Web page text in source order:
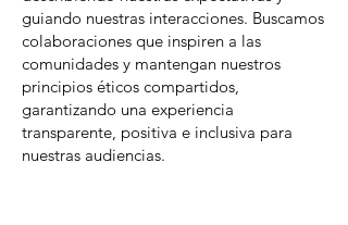
guiando nuestras interacciones. Buscamos
colaboraciones que inspiren a las
comunidades y mantengan nuestros
principios éticos compartidos,
garantizando una experiencia
transparente, positiva e inclusiva para
nuestras audiencias.